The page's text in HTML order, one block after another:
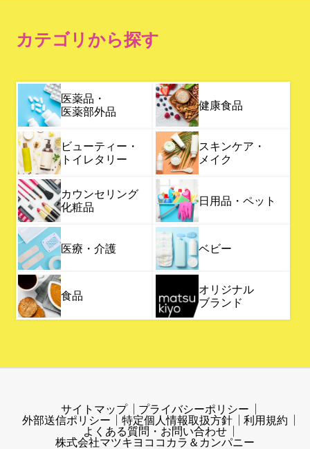
カテゴリから探す
医薬品・
医薬部外品
健康食品
ビューティー・
トイレタリー
スキンケア・
メイク
カウンセリング
化粧品
日用品・ペット
医療・介護 ベビー
食品
オリジナル
ブランド
サイトマップ
プライバシーポリシー
外部送信ポリシー
特定個人情報取扱方針
利用規約
よくある質問・お問い合わせ
株式会社マツキヨココカラ＆カンパニー